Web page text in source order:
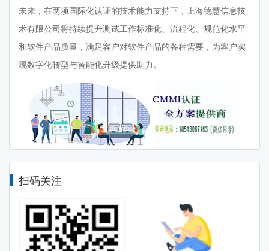
未来，在两项国际化认证的技术能力支持下，上海德慧信息技
术有限公司将持续提升测试工作标准化、流程化、规范化水平
和软件产品质量，满足客户对软件产品的各种需要，为客户实
现数字化转型与智能化升级提供助力。
扫码关注